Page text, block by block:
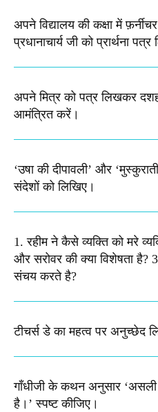
अपने विद्यालय की कक्षा में
प्रधानाचार्य जी को प्रार्थना पत्र
अपने मित्र को पत्र लिखकर
आमंत्रित करें।
‘उषा की दीपावली’ और
संदेशों को लिखिए।
1. रहीम ने कैसे व्यक्ति को मरे
और सरोवर की क्या विशेषता
संचय करते है?
टीचर्स डे का महत्व पर अनुच्छेद
गाँधीजी के कथन अनुसार ‘असली
है।’ स्पष्ट कीजिए।